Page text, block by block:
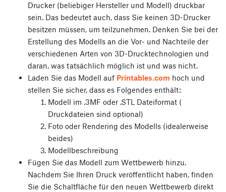
Drucker (beliebiger Hersteller und Modell) druckbar
sein. Das bedeutet auch, dass Sie keinen 3D-Drucker
besitzen müssen, um teilzunehmen. Denken Sie bei der
Erstellung des Modells an die Vor- und Nachteile der
verschiedenen Arten von 3D-Drucktechnologien und
daran, was tatsächlich möglich ist und was nicht.
Laden Sie das Modell auf Printables.com hoch und
stellen Sie sicher, dass es Folgendes enthält:
Modell im .3MF oder .STL Dateiformat (
Druckdateien sind optional)
Foto oder Rendering des Modells (idealerweise
beides)
Modellbeschreibung
Fügen Sie das Modell zum Wettbewerb hinzu.
Nachdem Sie Ihren Druck veröffentlicht haben, finden
Sie die Schaltfläche für den neuen Wettbewerb direkt